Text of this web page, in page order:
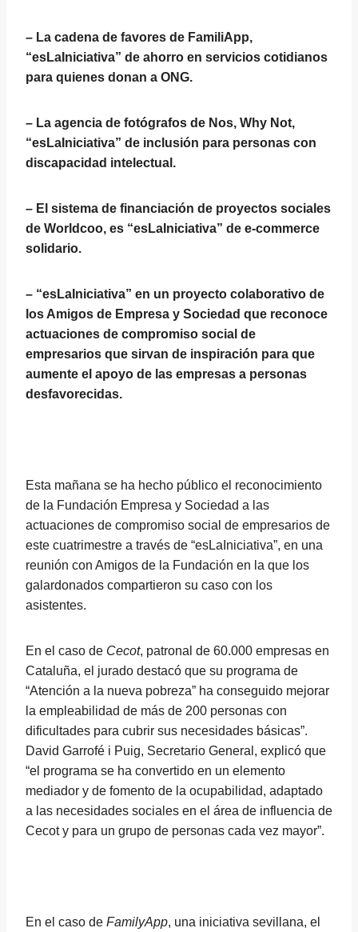
– La cadena de favores de FamiliApp,
“esLaIniciativa” de ahorro en servicios cotidianos
para quienes donan a ONG.
– La agencia de fotógrafos de Nos, Why Not,
“esLaIniciativa” de inclusión para personas con
discapacidad intelectual.
– El sistema de financiación de proyectos sociales
de Worldcoo, es “esLaIniciativa” de e-commerce
solidario.
– “esLaIniciativa” en un proyecto colaborativo de
los Amigos de Empresa y Sociedad que reconoce
actuaciones de compromiso social de
empresarios que sirvan de inspiración para que
aumente el apoyo de las empresas a personas
desfavorecidas.
Esta mañana se ha hecho público el reconocimiento
de la Fundación Empresa y Sociedad a las
actuaciones de compromiso social de empresarios de
este cuatrimestre a través de “esLaIniciativa”, en una
reunión con Amigos de la Fundación en la que los
galardonados compartieron su caso con los
asistentes.
En el caso de Cecot, patronal de 60.000 empresas en
Cataluña, el jurado destacó que su programa de
“Atención a la nueva pobreza” ha conseguido mejorar
la empleabilidad de más de 200 personas con
dificultades para cubrir sus necesidades básicas”.
David Garrofé i Puig, Secretario General, explicó que
“el programa se ha convertido en un elemento
mediador y de fomento de la ocupabilidad, adaptado
a las necesidades sociales en el área de influencia de
Cecot y para un grupo de personas cada vez mayor”.
En el caso de FamilyApp, una iniciativa sevillana, el